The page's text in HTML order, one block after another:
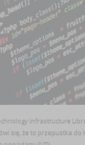
Infrastructure
się, że to przepustka